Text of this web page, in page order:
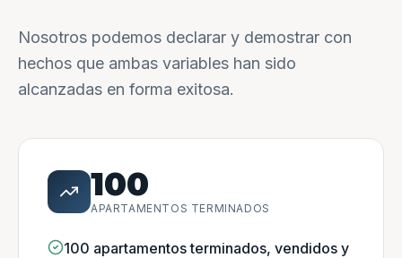
Nosotros podemos declarar y demostrar con
hechos que ambas variables han sido
alcanzadas en forma exitosa.
100
APARTAMENTOS TERMINADOS
100 apartamentos terminados, vendidos y